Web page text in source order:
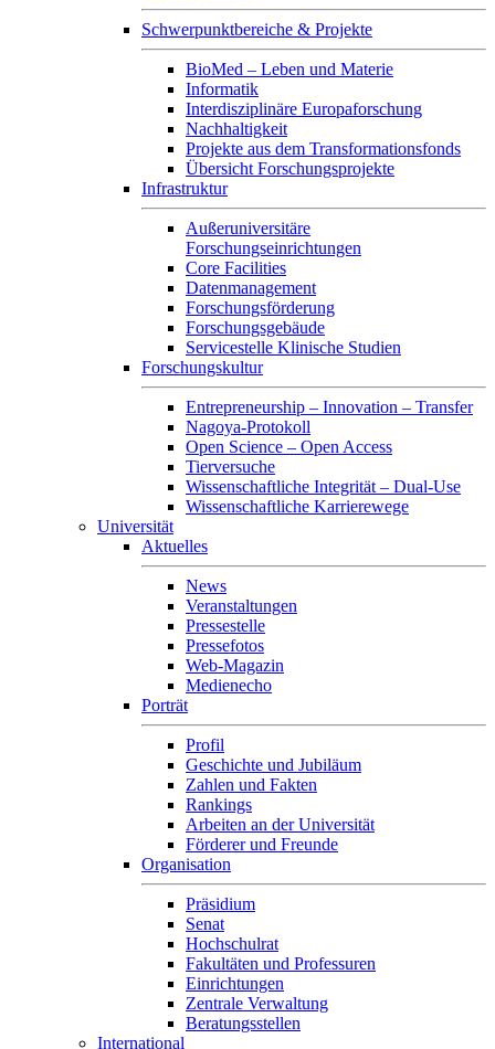
Schwerpunktbereiche & Projekte
BioMed – Leben und Materie
Informatik
Interdisziplinäre Europaforschung
Nachhaltigkeit
Projekte aus dem Transformationsfonds
Übersicht Forschungsprojekte
Infrastruktur
Außeruniversitäre
Forschungseinrichtungen
Core Facilities
Datenmanagement
Forschungsförderung
Forschungsgebäude
Servicestelle Klinische Studien
Forschungskultur
Entrepreneurship – Innovation – Transfer
Nagoya-Protokoll
Open Science – Open Access
Tierversuche
Wissenschaftliche Integrität – Dual-Use
Wissenschaftliche Karrierewege
Universität
Aktuelles
News
Veranstaltungen
Pressestelle
Pressefotos
Web-Magazin
Medienecho
Porträt
Profil
Geschichte und Jubiläum
Zahlen und Fakten
Rankings
Arbeiten an der Universität
Förderer und Freunde
Organisation
Präsidium
Senat
Hochschulrat
Fakultäten und Professuren
Einrichtungen
Zentrale Verwaltung
Beratungsstellen
International